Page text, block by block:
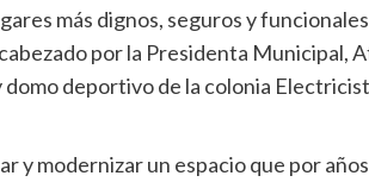
más dignos, seguros y
por la Presidenta Municipal,
deportivo de la colonia
y modernizar un espacio que por años